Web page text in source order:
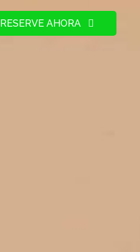
RESERVE AHORA